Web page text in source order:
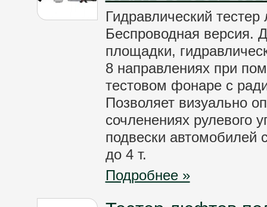
Гидравлический
Беспроводная версия.
площадки,
8 направлениях при
тестовом фонаре с
Позволяет визуально
сочленениях рулевого
подвески автомобилей
до 4 т.
Подробнее »